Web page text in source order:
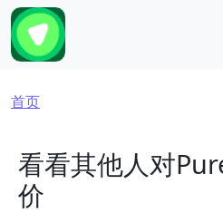
跳转到主要内容
面包屑
首页
看看其他人对
价